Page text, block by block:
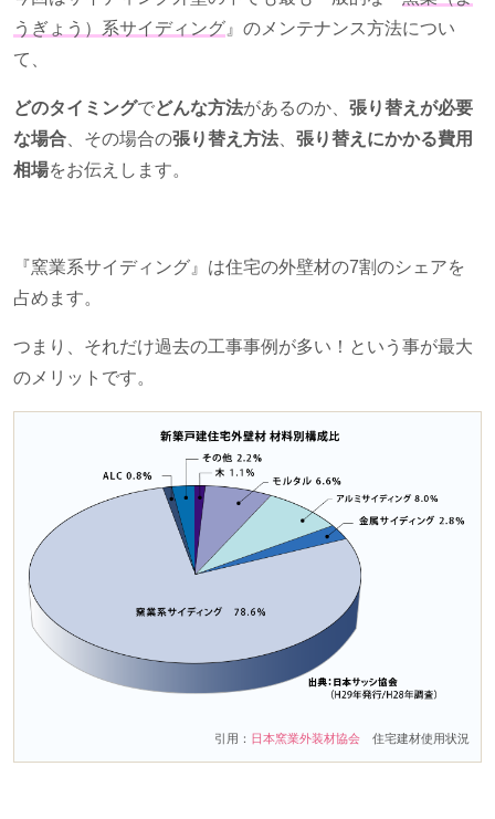
うぎょう）系サイディング 』のメンテナンス方法につい
て、
どのタイミングでどんな方法があるのか、 張り替えが必要
な場合 、その場合の張り替え方法
張り替えにかかる費用
相場をお伝えします。
『窯業系サイディング』は住宅の外壁材の7割のシェアを
占めます。
つまり、それだけ過去の工事事例が多い！という事が最大
のメリットです。
引用： 日本窯業外装材協会 住宅建材使用状況